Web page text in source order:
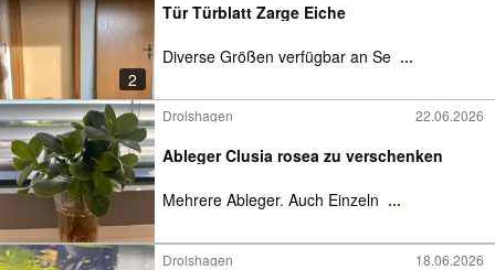
2
Tür Türblatt Zarge Eiche
Diverse Größen verfügbar an Se ...
Drolshagen 22.06.2026
Ableger Clusia rosea zu verschenken
Mehrere Ableger. Auch Einzeln ...
Drolshagen 18.06.2026